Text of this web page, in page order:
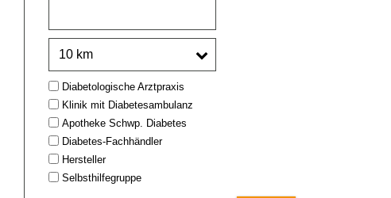
Type:Diabetologische Arztpraxis
Klinik mit Diabetesambulanz
Apotheke Schwp. Diabetes
Diabetes-Fachhändler
Hersteller
Selbsthilfegruppe